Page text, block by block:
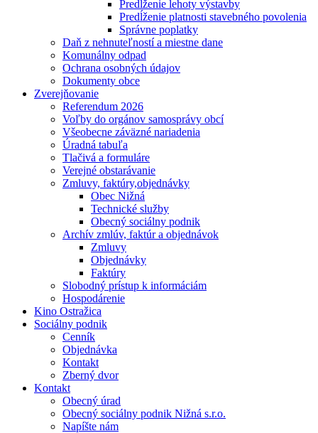
Predĺženie lehoty výstavby
Predĺženie platnosti stavebného povolenia
Správne poplatky
Daň z nehnuteľností a miestne dane
Komunálny odpad
Ochrana osobných údajov
Dokumenty obce
Zverejňovanie
Referendum 2026
Voľby do orgánov samosprávy obcí
Všeobecne záväzné nariadenia
Úradná tabuľa
Tlačivá a formuláre
Verejné obstarávanie
Zmluvy, faktúry,objednávky
Obec Nižná
Technické služby
Obecný sociálny podnik
Archív zmlúv, faktúr a objednávok
Zmluvy
Objednávky
Faktúry
Slobodný prístup k informáciám
Hospodárenie
Kino Ostražica
Sociálny podnik
Cenník
Objednávka
Kontakt
Zberný dvor
Kontakt
Obecný úrad
Obecný sociálny podnik Nižná s.r.o.
Napíšte nám